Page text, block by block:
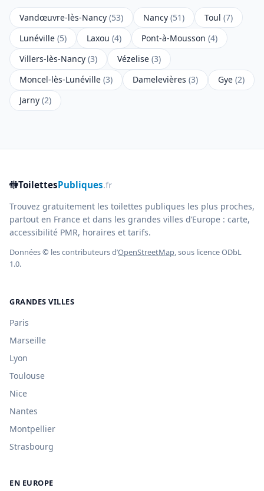
Vandœuvre-lès-Nancy (53) Nancy (51) Toul (7)
Lunéville (5) Laxou (4) Pont-à-Mousson (4)
Villers-lès-Nancy (3) Vézelise (3)
Moncel-lès-Lunéville (3) Damelevières (3) Gye (2)
Jarny (2)
🚻ToilettesPubliques.fr
Trouvez gratuitement les toilettes publiques les plus proches,
partout en France et dans les grandes villes d’Europe : carte,
accessibilité PMR, horaires et tarifs.
Données © les contributeurs d’OpenStreetMap, sous licence ODbL
1.0.
GRANDES VILLES
Paris
Marseille
Lyon
Toulouse
Nice
Nantes
Montpellier
Strasbourg
EN EUROPE